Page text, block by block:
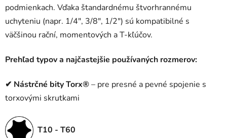
podmienkach. Vďaka štandardnému štvorhrannému
uchyteniu (napr. 1/4", 3/8", 1/2") sú kompatibilné s
väčšinou rační, momentových a T-kľúčov.
Prehľad typov a najčastejšie používaných rozmerov:
✔ Nástrčné bity Torx®– pre presné a pevné spojenie s
torxovými skrutkami
T10 - T60